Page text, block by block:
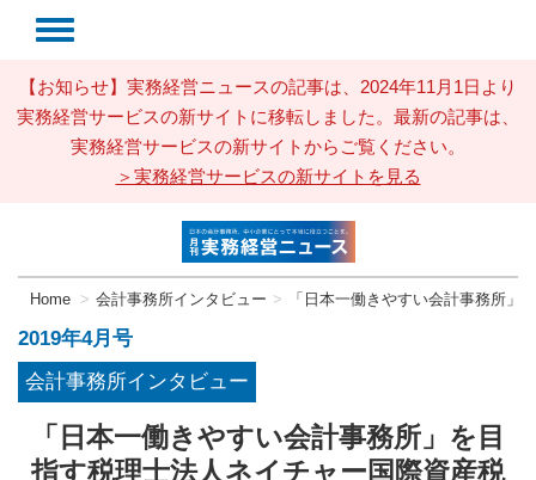
【お知らせ】実務経営ニュースの記事は、2024年11月1日より
実務経営サービスの新サイトに移転しました。最新の記事は、
実務経営サービスの新サイトからご覧ください。
＞実務経営サービスの新サイトを見る
Home 会計事務所インタビュー 「日本一働きやすい会計事務所」
2019年4月号
会計事務所インタビュー
「日本一働きやすい会計事務所」を目
指す税理士法人ネイチャー国際資産税